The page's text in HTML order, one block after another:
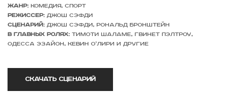
Жанр: комедия, спорт
Режиссер: Джош Сэфди
Сценарий: Джош Сэфди, Рональд Бронштейн
В главных ролях: Тимоти Шаламе, Гвинет Пэлтроу,
Одесса Эзайон, Кевин О’Лири и другие
Скачать сценарий